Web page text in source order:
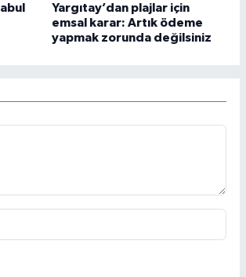
Yargıtay’dan plajlar için
emsal karar: Artık ödeme
yapmak zorunda değilsiniz